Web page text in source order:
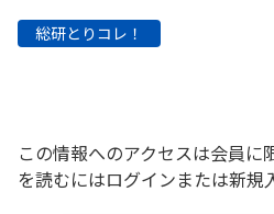
総研とりコレ！
この情報へのアクセスは会員に
を読むにはログインまたは新規